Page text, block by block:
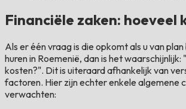
Financiële zaken: hoeveel
Als er één vraag is die opkomt als u van
huren in Roemenië, dan is het
kosten?". Dit is uiteraard afhankelijk van
factoren. Hier zijn echter enkele algemene
verwachten: